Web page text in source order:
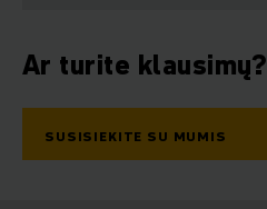
Ar turite klausimų?
SUSISIEKITE SU MUMIS